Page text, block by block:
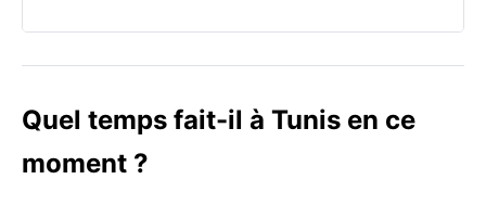
Quel temps fait-il à Tunis en ce
moment ?